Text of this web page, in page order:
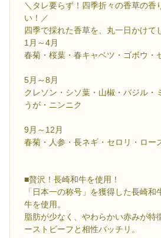
＼タレ要らず！四季折々の香草の香
い！／
四季で採れた香草を、丸一日かけて
1月～4月
春菊・桜葉・春キャベツ・ゴボウ・
5月～8月
クレソン・シソ葉・山椒・バジル・
うが・ニンニク
9月～12月
春菊・人参・長ネギ・セロリ・ロー
■贅沢！長崎和牛を使用！
「日本一の称号」を獲得した長崎和
牛を使用。
脂肪が少なく、やわらかい赤みが特
ーストビーフと相性バッチリ。